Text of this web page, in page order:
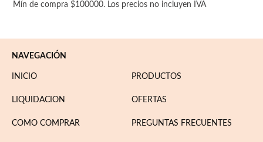
Mín de compra $100000. Los precios no incluyen IVA
NAVEGACIÓN
INICIO PRODUCTOS
LIQUIDACION OFERTAS
COMO COMPRAR PREGUNTAS FRECUENTES